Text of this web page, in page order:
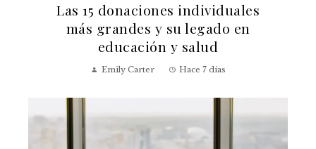
Las 15 donaciones individuales
más grandes y su legado en
educación y salud
Emily Carter Hace 7 días